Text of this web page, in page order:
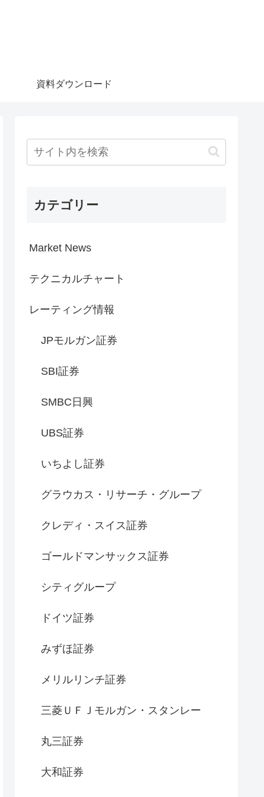
資料ダウンロード
カテゴリー
Market News
テクニカルチャート
レーティング情報
JPモルガン証券
SBI証券
SMBC日興
UBS証券
いちよし証券
グラウカス・リサーチ・グループ
クレディ・スイス証券
ゴールドマンサックス証券
シティグループ
ドイツ証券
みずほ証券
メリルリンチ証券
三菱ＵＦＪモルガン・スタンレー
丸三証券
大和証券